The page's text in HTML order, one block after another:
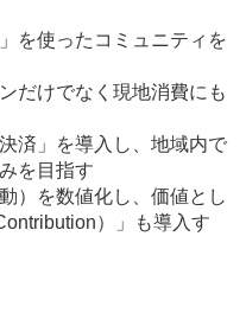
を使ったコミュニティを
だけでなく現地消費にも
決済」を導入し、地域内で
を目指す
）を数値化し、価値とし
）」も導入す